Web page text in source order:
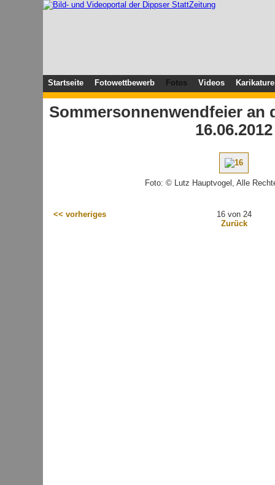
Startseite Fotowettbewerb Fotos Videos
Sommersonnenwendfeier an
16.06.2012
Foto: © Lutz Hauptvogel, Alle
<< vorheriges
16 von 24
Zurück